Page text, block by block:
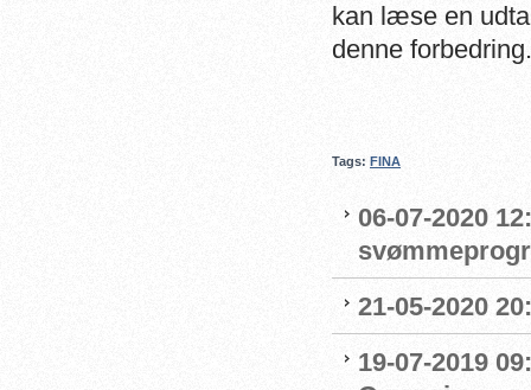
kan læse en
denne forbedring.
Tags: FINA
06-07-2020
21-05-2020
19-07-2019